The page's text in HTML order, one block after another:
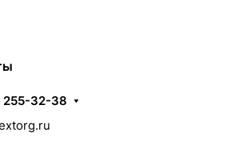
255-32-38